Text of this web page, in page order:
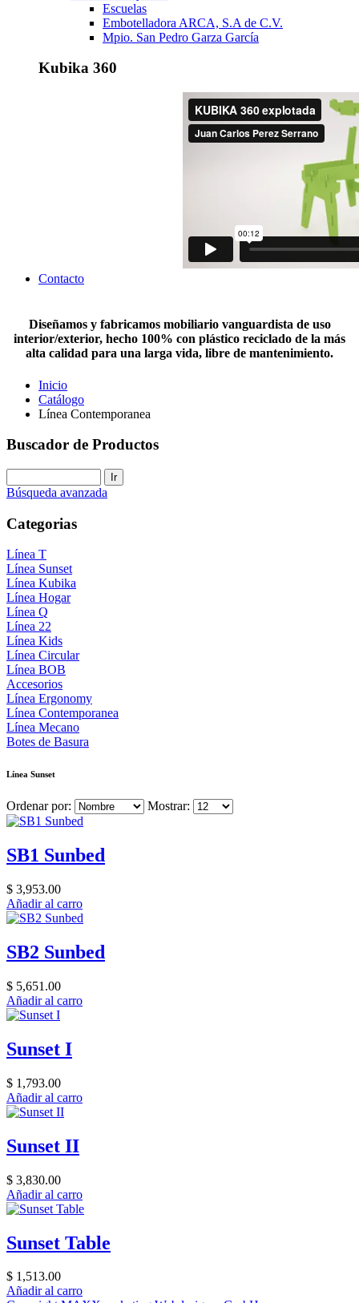
Escuelas
Embotelladora ARCA, S.A de C.V.
Mpio. San Pedro Garza García
Kubika 360
Contacto
Diseñamos y fabricamos mobiliario vanguardista de uso
interior/exterior, hecho 100% con plástico reciclado de la más
alta calidad para una larga vida, libre de mantenimiento.
Inicio
Catálogo
Línea Contemporanea
Buscador de Productos
Búsqueda avanzada
Categorias
Línea T
Línea Sunset
Línea Kubika
Línea Hogar
Línea Q
Línea 22
Línea Kids
Línea Circular
Línea BOB
Accesorios
Línea Ergonomy
Línea Contemporanea
Línea Mecano
Botes de Basura
Línea Sunset
Ordenar por: Mostrar:
SB1 Sunbed
$ 3,953.00
Añadir al carro
SB2 Sunbed
$ 5,651.00
Añadir al carro
Sunset I
$ 1,793.00
Añadir al carro
Sunset II
$ 3,830.00
Añadir al carro
Sunset Table
$ 1,513.00
Añadir al carro